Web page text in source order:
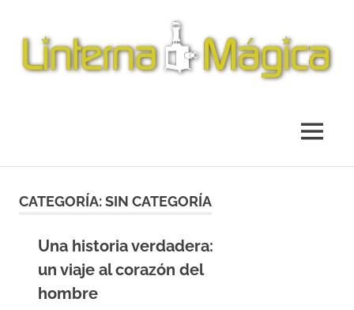
MENÚ
CATEGORÍA:SIN CATEGORÍA
Una historia verdadera:
un viaje al corazón del
hombre